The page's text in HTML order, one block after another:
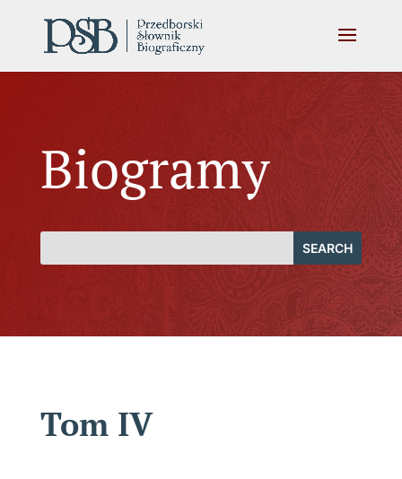
Biogramy
Tom IV